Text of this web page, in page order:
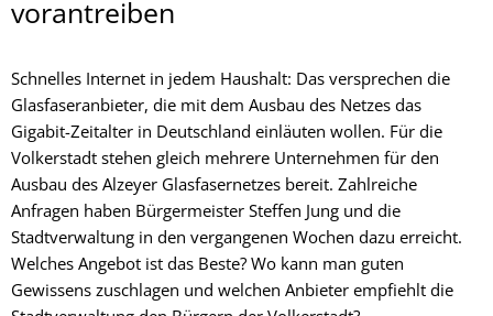
vorantreiben
Schnelles Internet in jedem Haushalt: Das versprechen die
Glasfaseranbieter, die mit dem Ausbau des Netzes das
Gigabit-Zeitalter in Deutschland einläuten wollen. Für die
Volkerstadt stehen gleich mehrere Unternehmen für den
Ausbau des Alzeyer Glasfasernetzes bereit. Zahlreiche
Anfragen haben Bürgermeister Steffen Jung und die
Stadtverwaltung in den vergangenen Wochen dazu erreicht.
Welches Angebot ist das Beste? Wo kann man guten
Gewissens zuschlagen und welchen Anbieter empfiehlt die